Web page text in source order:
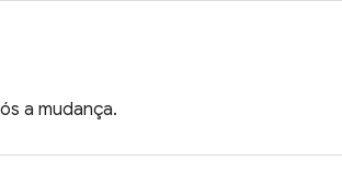
a mudança.